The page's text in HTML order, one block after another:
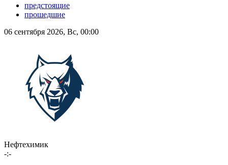
предстоящие
прошедшие
06 сентября 2026, Вс, 00:00
Нефтехимик
-:-